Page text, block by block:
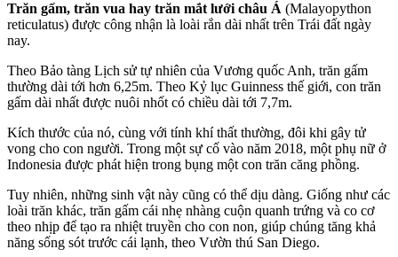
Trăn gấm, trăn vua hay trăn mắt lưới châu Á (Malayopython
reticulatus) được công nhận là loài rắn dài nhất trên Trái đất ngày
nay.
Theo Bảo tàng Lịch sử tự nhiên của Vương quốc Anh, trăn gấm
thường dài tới hơn 6,25m. Theo Kỷ lục Guinness thế giới, con trăn
gấm dài nhất được nuôi nhốt có chiều dài tới 7,7m.
Kích thước của nó, cùng với tính khí thất thường, đôi khi gây tử
vong cho con người. Trong một sự cố vào năm 2018, một phụ nữ ở
Indonesia được phát hiện trong bụng một con trăn căng phồng.
Tuy nhiên, những sinh vật này cũng có thể dịu dàng. Giống như các
loài trăn khác, trăn gấm cái nhẹ nhàng cuộn quanh trứng và co cơ
theo nhịp để tạo ra nhiệt truyền cho con non, giúp chúng tăng khả
năng sống sót trước cái lạnh, theo Vườn thú San Diego.